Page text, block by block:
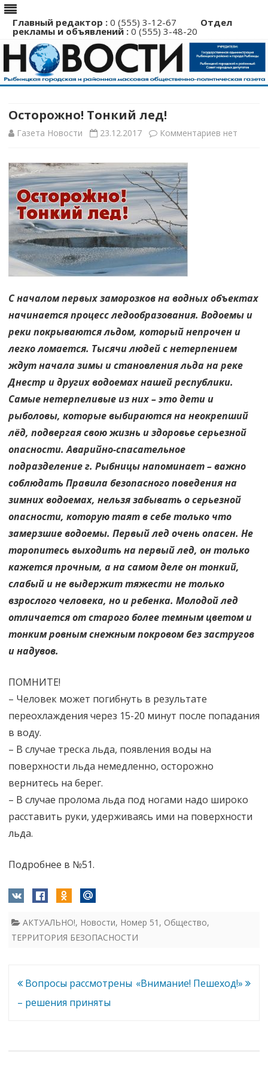
Главный редактор : 0 (555) 3-12-67 Отдел
рекламы и объявлений : 0 (555) 3-48-20
Перейти
содержимому
Осторожно! Тонкий лед!
Газета Новости 23.12.2017 Комментариев кнет
С началом первых заморозков на водных объектах
начинается процесс ледообразования. Водоемы и
реки покрываются льдом, который непрочен и
легко ломается. Тысячи людей с нетерпением
ждут начала зимы и становления льда на реке
Днестр и других водоемах нашей республики.
Самые нетерпеливые из них – это дети и
рыболовы, которые выбираются на неокрепший
лёд, подвергая свою жизнь и здоровье серьезной
опасности. Аварийно-спасательное
подразделение г. Рыбницы напоминает – важно
соблюдать Правила безопасного поведения на
зимних водоемах, нельзя забывать о серьезной
опасности, которую таят в себе только что
замерзшие водоемы. Первый лед очень опасен. Не
торопитесь выходить на первый лед, он только
кажется прочным, а на самом деле он тонкий,
слабый и не выдержит тяжести не только
взрослого человека, но и ребенка. Молодой лед
отличается от старого более темным цветом и
тонким ровным снежным покровом без застругов
и надувов.
ПОМНИТЕ!
– Человек может погибнуть в результате
переохлаждения через 15-20 минут после попадания
в воду.
– В случае треска льда, появления воды на
поверхности льда немедленно, осторожно
вернитесь на берег.
– В случае пролома льда под ногами надо широко
расставить руки, удерживаясь ими на поверхности
льда.
Подробнее в №51.
АКТУАЛЬНО!, Новости, Номер 51 , Общество,
ТЕРРИТОРИЯ БЕЗОПАСНОСТИ
Навигация
по
Вопросы рассмотрены
– решения приняты
«Внимание! Пешеход!»